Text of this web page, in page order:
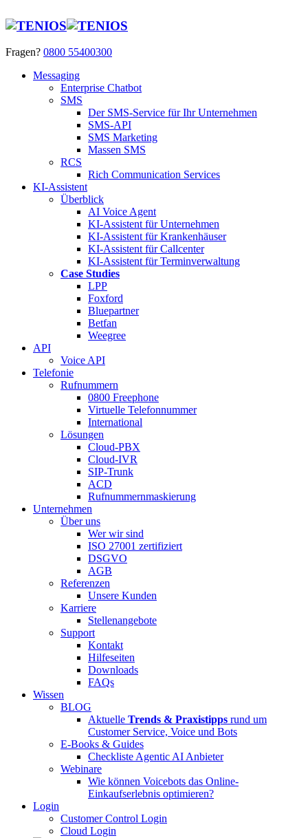
Fragen? 0800 55400300
Messaging
Enterprise Chatbot
SMS
Der SMS-Service für Ihr Unternehmen
SMS-API
SMS Marketing
Massen SMS
RCS
Rich Communication Services
KI-Assistent
Überblick
AI Voice Agent
KI-Assistent für Unternehmen
KI-Assistent für Krankenhäuser
KI-Assistent für Callcenter
KI-Assistent für Terminverwaltung
Case Studies
LPP
Foxford
Bluepartner
Betfan
Weegree
API
Voice API
Telefonie
Rufnummern
0800 Freephone
Virtuelle Telefonnummer
International
Lösungen
Cloud-PBX
Cloud-IVR
SIP-Trunk
ACD
Rufnummernmaskierung
Unternehmen
Über uns
Wer wir sind
ISO 27001 zertifiziert
DSGVO
AGB
Referenzen
Unsere Kunden
Karriere
Stellenangebote
Support
Kontakt
Hilfeseiten
Downloads
FAQs
Wissen
BLOG
Aktuelle Trends & Praxistipps rund um
Customer Service, Voice und Bots
E-Books & Guides
Checkliste Agentic AI Anbieter
Webinare
Wie können Voicebots das Online-
Einkaufserlebnis optimieren?
Login
Customer Control Login
Cloud Login